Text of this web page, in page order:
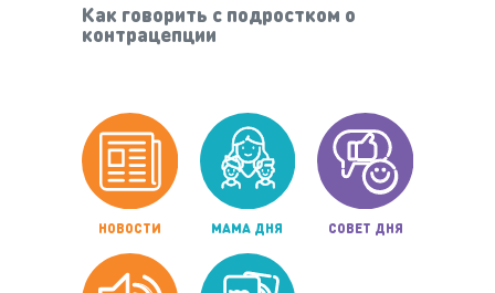
Как говорить с подростком о
контрацепции
НОВОСТИ МАМА ДНЯ СОВЕТ ДНЯ